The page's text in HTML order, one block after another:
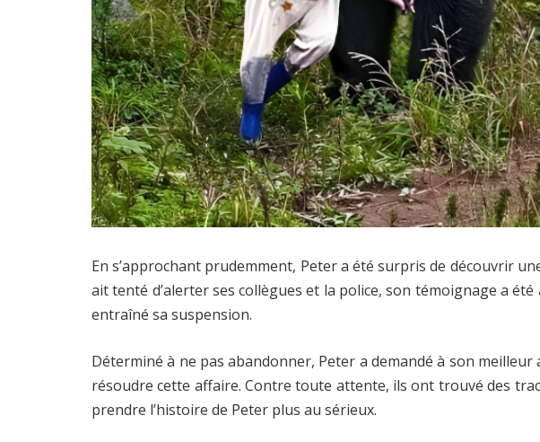
En s’approchant prudemment, Peter a été surpris de découvrir
ait tenté d’alerter ses collègues et la police, son témoignage a été
entraîné sa suspension.
Déterminé à ne pas abandonner, Peter a demandé à son meilleur
résoudre cette affaire. Contre toute attente, ils ont trouvé des
prendre l’histoire de Peter plus au sérieux.